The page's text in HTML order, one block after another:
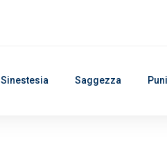
Sinestesia Saggezza